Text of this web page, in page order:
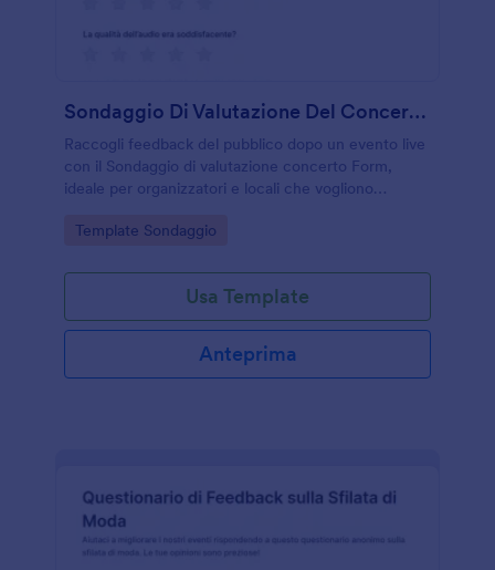
Sondaggio Di Valutazione Del Concerto🎶🎤
Raccogli feedback del pubblico dopo un evento live
con il Sondaggio di valutazione concerto Form,
ideale per organizzatori e locali che vogliono
valore tramite Jotform.
Go to Category:
Template Sondaggio
Usa Template
Anteprima